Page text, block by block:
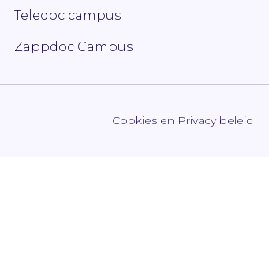
Teledoc campus
Zappdoc Campus
Cookies en Privacy beleid